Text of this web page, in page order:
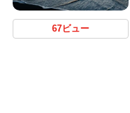
67ビュー